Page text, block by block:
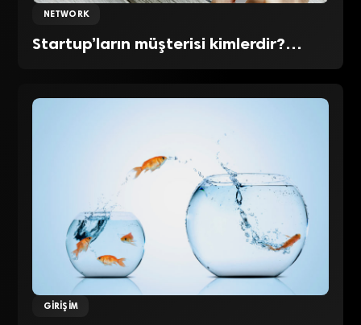
NETWORK
Startup’ların müşterisi kimlerdir?…
GIRIŞIM